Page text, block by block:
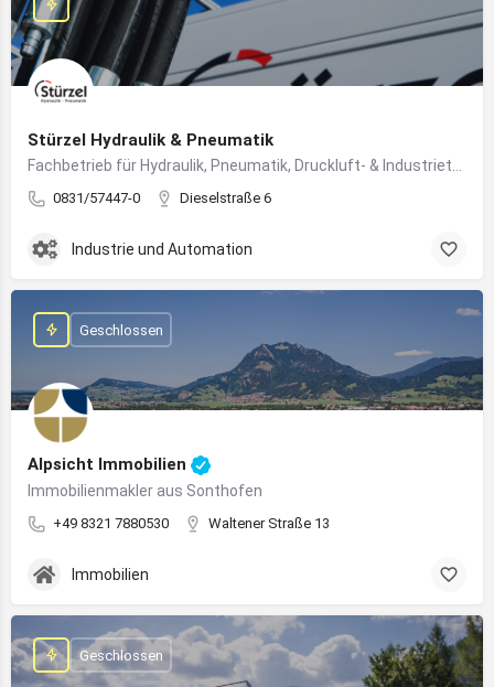
Stürzel Hydraulik & Pneumatik
0831/57447-0 Dieselstraße 6
Industrie und Automation
Alpsicht Immobilien
Immobilienmakler aus Sonthofen
+49 8321 7880530 Waltener Straße 13
Geschlossen
Immobilien
Geschlossen